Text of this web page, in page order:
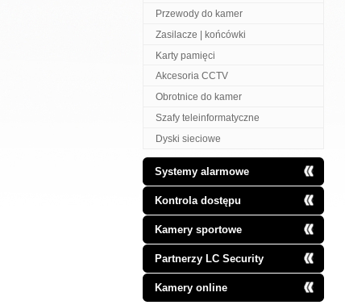
Przewody do kamer
Zasilacze | końcówki
Karty pamięci
Akcesoria CCTV
Obrotnice do kamer
Szafy teleinformatyczne
Dyski sieciowe
Systemy alarmowe
Kontrola dostępu
Kamery sportowe
Partnerzy LC Security
Kamery online